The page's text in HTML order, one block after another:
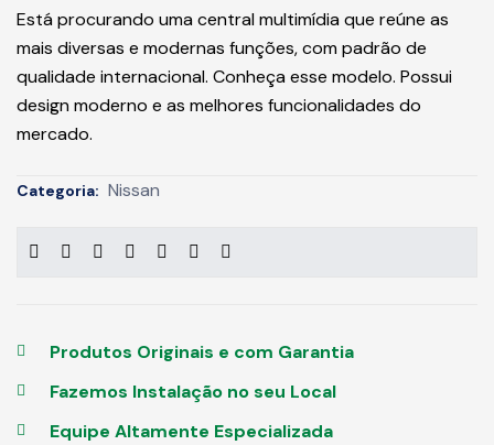
Está procurando uma central multimídia que reúne as
mais diversas e modernas funções, com padrão de
qualidade internacional. Conheça esse modelo. Possui
design moderno e as melhores funcionalidades do
mercado.
Categoria: Nissan
Produtos Originais e com Garantia
Fazemos Instalação no seu Local
Equipe Altamente Especializada